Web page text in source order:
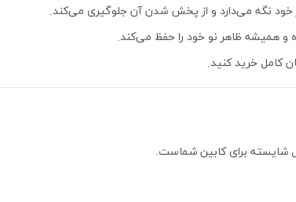
خود نگه می‌دارد و از پخش شدن آن جلوگیری می‌کند.
و همیشه ظاهر نو خود را حفظ می‌کند.
شایسته برای کابین شماست.